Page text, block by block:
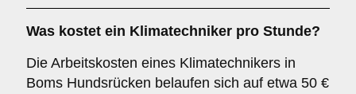
Was kostet ein Klimatechniker pro Stunde?
Die Arbeitskosten eines Klimatechnikers in
Boms Hundsrücken belaufen sich auf etwa 50 €